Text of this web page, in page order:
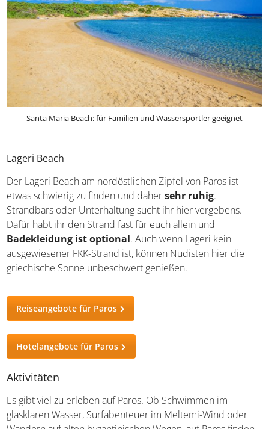
Santa Maria Beach: für Familien und Wassersportler geeignet
Lageri Beach
Der Lageri Beach am nordöstlichen Zipfel von Paros ist
etwas schwierig zu finden und dahersehr ruhig.
Strandbars oder Unterhaltung sucht ihr hier vergebens.
Dafür habt ihr den Strand fast für euch allein und
Badekleidung ist optional. Auch wenn Lageri kein
griechische Sonne unbeschwert genießen.
Reiseangebote für Paros
Hotelangebote für Paros
Aktivitäten